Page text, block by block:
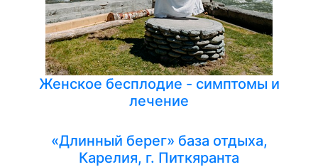
Женское бесплодие - симптомы и
лечение
«Длинный берег» база отдыха,
Карелия, г. Питкяранта